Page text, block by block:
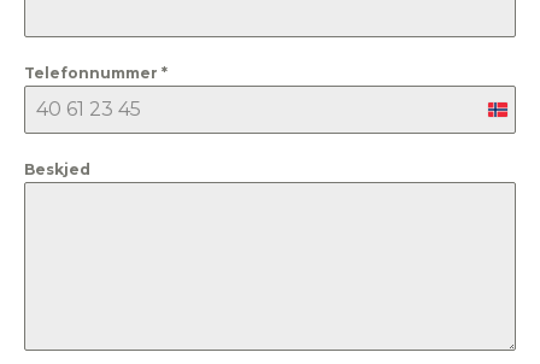
Telefonnummer *
Beskjed